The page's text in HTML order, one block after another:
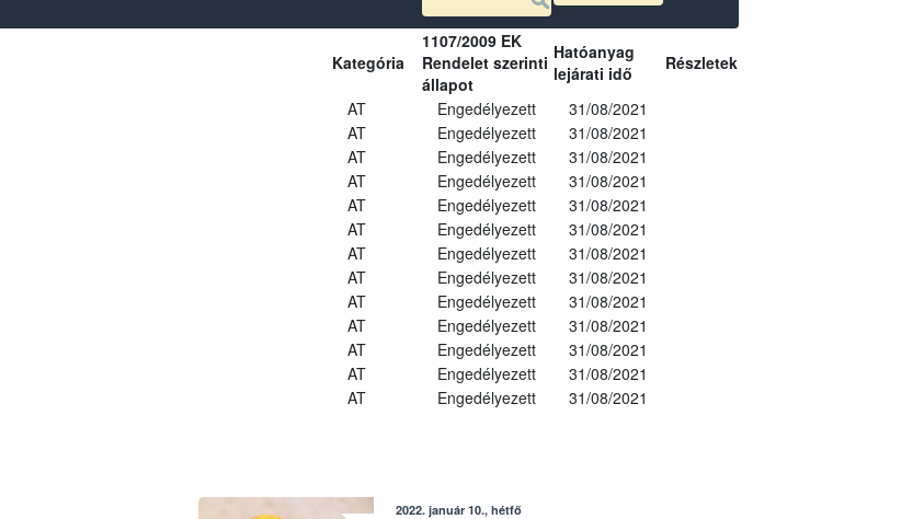
Kategória
1107/2009 EK
Rendelet szerinti
állapot
Hatóanyag
lejárati idő
Részletek
AT Engedélyezett
31/08/2021
AT Engedélyezett
31/08/2021
AT Engedélyezett
31/08/2021
AT Engedélyezett
31/08/2021
AT Engedélyezett
31/08/2021
AT Engedélyezett
31/08/2021
AT Engedélyezett
31/08/2021
AT Engedélyezett
31/08/2021
AT Engedélyezett
31/08/2021
AT Engedélyezett
31/08/2021
AT Engedélyezett
31/08/2021
AT Engedélyezett
31/08/2021
AT Engedélyezett 31/08/2021
2022. január 10., hétfő